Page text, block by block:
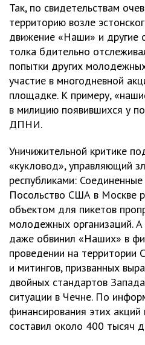
Так, по свидетельствам
территорию возле
движение «Наши» и другие
толка бдительно
попытки других
участие в многодневной
площадке. К примеру,
в милицию появившихся у
ДПНИ.
Уничижительной критике
«кукловод», управляющий
республиками:
Посольство США в Москве
объектом для пикетов
молодежных организаций.
даже обвинил «Наших» в
проведении на
и митингов, призванных
двойных стандартов
ситуации в Чечне. По
финансирования этих
составил около 400 тысяч